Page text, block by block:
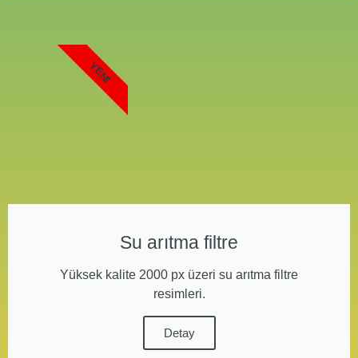
Su arıtma filtre
Yüksek kalite 2000 px üzeri su arıtma filtre
resimleri.
Detay
YENI